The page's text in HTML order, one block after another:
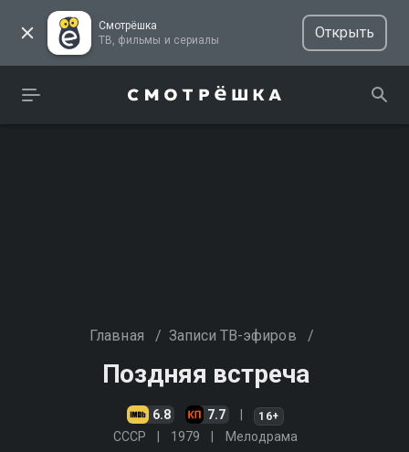
Смотрёшка
ТВ, фильмы и сериалы
Открыть
Главная / Записи ТВ-эфиров /
Поздняя встреча
6.8 7.7 16+
СССР 1979 Мелодрама